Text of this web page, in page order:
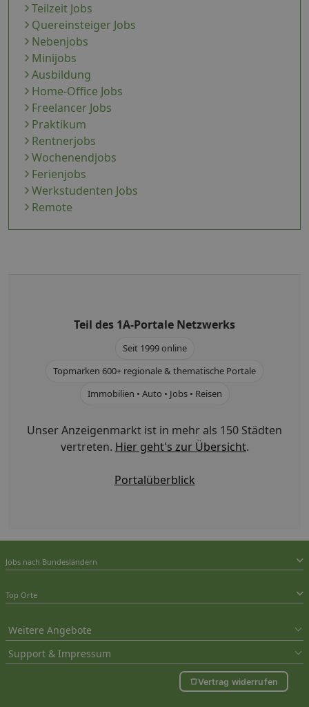
Teilzeit Jobs
Quereinsteiger Jobs
Nebenjobs
Minijobs
Ausbildung
Home-Office Jobs
Freelancer Jobs
Praktikum
Rentnerjobs
Wochenendjobs
Ferienjobs
Werkstudenten Jobs
Remote
Teil des 1A-Portale Netzwerks
Seit 1999 online
Topmarken 600+ regionale & thematische Portale
Immobilien • Auto • Jobs • Reisen
Unser Anzeigenmarkt ist in mehr als 150 Städten
vertreten. Hier geht's zur Übersicht.
Portalüberblick
Jobs nach Bundesländern
Top Orte
Weitere Angebote
Support & Impressum
Vertrag widerrufen